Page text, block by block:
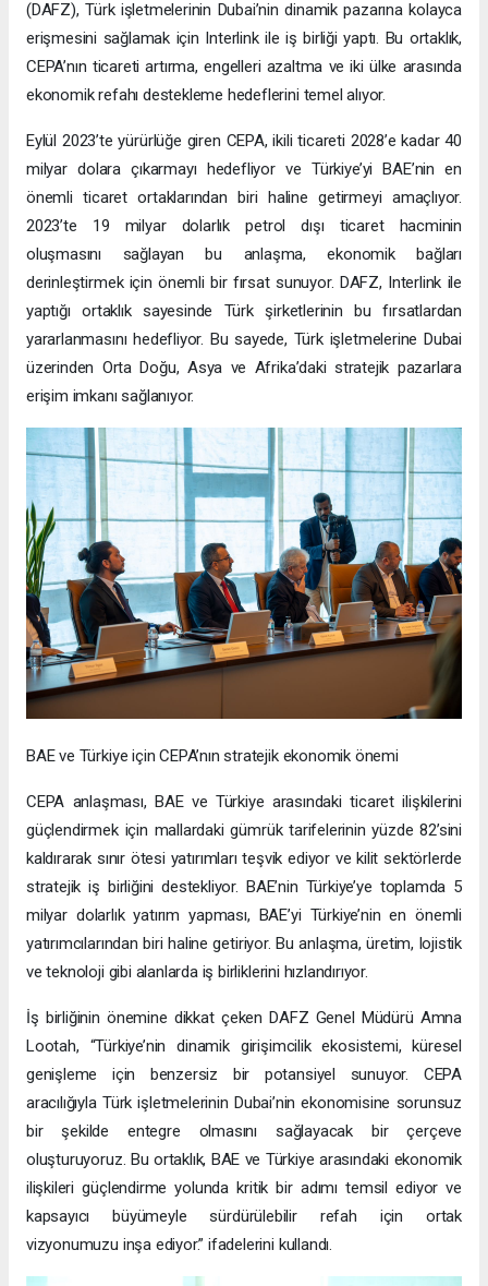
(DAFZ), Türk işletmelerinin Dubai’nin dinamik pazarına kolayca
erişmesini sağlamak için Interlink ile iş birliği yaptı. Bu ortaklık,
CEPA’nın ticareti artırma, engelleri azaltma ve iki ülke arasında
ekonomik refahı destekleme hedeflerini temel alıyor.
Eylül 2023’te yürürlüğe giren CEPA, ikili ticareti 2028’e kadar 40
milyar dolara çıkarmayı hedefliyor ve Türkiye’yi BAE’nin en
önemli ticaret ortaklarından biri haline getirmeyi amaçlıyor.
2023’te 19 milyar dolarlık petrol dışı ticaret hacminin
oluşmasını sağlayan bu anlaşma, ekonomik bağları
derinleştirmek için önemli bir fırsat sunuyor. DAFZ, Interlink ile
yaptığı ortaklık sayesinde Türk şirketlerinin bu fırsatlardan
yararlanmasını hedefliyor. Bu sayede, Türk işletmelerine Dubai
üzerinden Orta Doğu, Asya ve Afrika’daki stratejik pazarlara
erişim imkanı sağlanıyor.
BAE ve Türkiye için CEPA’nın stratejik ekonomik önemi
CEPA anlaşması, BAE ve Türkiye arasındaki ticaret ilişkilerini
güçlendirmek için mallardaki gümrük tarifelerinin yüzde 82’sini
kaldırarak sınır ötesi yatırımları teşvik ediyor ve kilit sektörlerde
stratejik iş birliğini destekliyor. BAE’nin Türkiye’ye toplamda 5
milyar dolarlık yatırım yapması, BAE’yi Türkiye’nin en önemli
yatırımcılarından biri haline getiriyor. Bu anlaşma, üretim, lojistik
ve teknoloji gibi alanlarda iş birliklerini hızlandırıyor.
İş birliğinin önemine dikkat çeken DAFZ Genel Müdürü Amna
Lootah, “Türkiye’nin dinamik girişimcilik ekosistemi, küresel
genişleme için benzersiz bir potansiyel sunuyor. CEPA
aracılığıyla Türk işletmelerinin Dubai’nin ekonomisine sorunsuz
bir şekilde entegre olmasını sağlayacak bir çerçeve
oluşturuyoruz. Bu ortaklık, BAE ve Türkiye arasındaki ekonomik
ilişkileri güçlendirme yolunda kritik bir adımı temsil ediyor ve
kapsayıcı büyümeyle sürdürülebilir refah için ortak
vizyonumuzu inşa ediyor.” ifadelerini kullandı.